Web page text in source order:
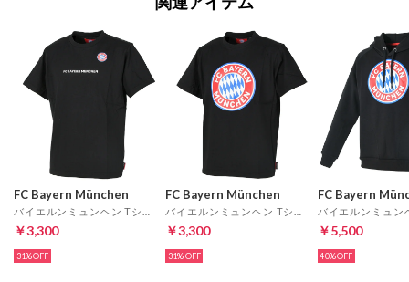
FC Bayern München
￥3,300
31%
FC Bayern München
￥3,300
31%
FC Bayern
￥5,500
40%